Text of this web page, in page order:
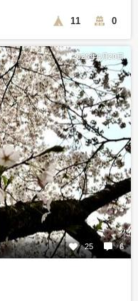
11 0
2025年4月20日
25 6